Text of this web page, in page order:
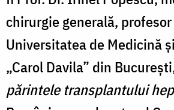
chirurgie generală,
Universitatea de Medicină
„Carol Davila” din
părintele transplantului